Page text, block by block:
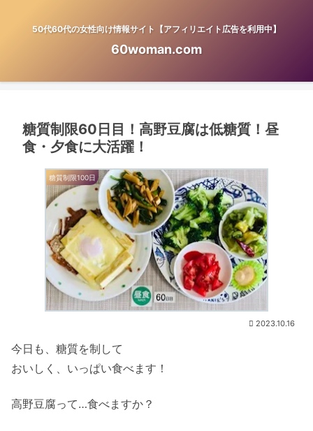
50代60代の女性向け情報サイト【アフィリエイト広告を利用中】
60woman.com
糖質制限60日目！高野豆腐は低糖質！昼
食・夕食に大活躍！
糖質制限100日
2023.10.16
今日も、糖質を制して
おいしく、いっぱい食べます！
高野豆腐って…食べますか？